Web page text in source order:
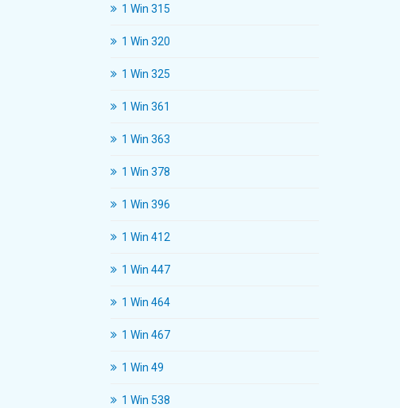
1 Win 315
1 Win 320
1 Win 325
1 Win 361
1 Win 363
1 Win 378
1 Win 396
1 Win 412
1 Win 447
1 Win 464
1 Win 467
1 Win 49
1 Win 538